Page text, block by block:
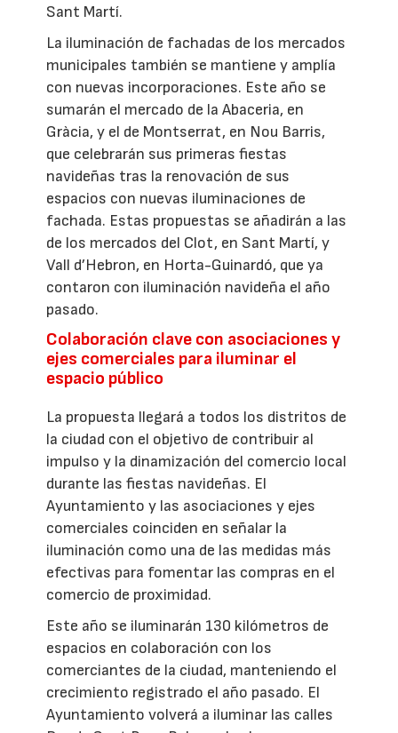
Sant Martí.
La iluminación de fachadas de los mercados
municipales también se mantiene y amplía
con nuevas incorporaciones. Este año se
sumarán el mercado de la Abaceria, en
Gràcia, y el de Montserrat, en Nou Barris,
que celebrarán sus primeras fiestas
navideñas tras la renovación de sus
espacios con nuevas iluminaciones de
fachada. Estas propuestas se añadirán a las
de los mercados del Clot, en Sant Martí, y
Vall d’Hebron, en Horta-Guinardó, que ya
contaron con iluminación navideña el año
pasado.
Colaboración clave con asociaciones y
ejes comerciales para iluminar el
espacio público
La propuesta llegará a todos los distritos de
la ciudad con el objetivo de contribuir al
impulso y la dinamización del comercio local
durante las fiestas navideñas. El
Ayuntamiento y las asociaciones y ejes
comerciales coinciden en señalar la
iluminación como una de las medidas más
efectivas para fomentar las compras en el
comercio de proximidad.
Este año se iluminarán 130 kilómetros de
espacios en colaboración con los
comerciantes de la ciudad, manteniendo el
crecimiento registrado el año pasado. El
Ayuntamiento volverá a iluminar las calles